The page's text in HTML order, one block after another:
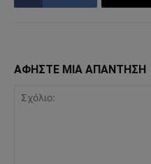
ΑΦΗΣΤΕ ΜΙΑ ΑΠΑΝΤΗΣΗ